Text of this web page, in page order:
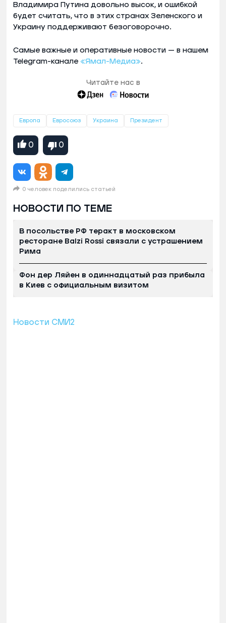
Владимира Путина довольно высок, и ошибкой
будет считать, что в этих странах Зеленского и
Украину поддерживают безоговорочно.
Самые важные и оперативные новости — в нашем
Telegram-канале «Ямал-Медиа».
Читайте нас в
Европа Евросоюз Украина Президент
0 0
0 человек поделились статьей
НОВОСТИ ПО ТЕМЕ
В посольстве РФ теракт в московском
ресторане Balzi Rossi связали с устрашением
Рима
Фон дер Ляйен в одиннадцатый раз прибыла
в Киев с официальным визитом
Новости СМИ2